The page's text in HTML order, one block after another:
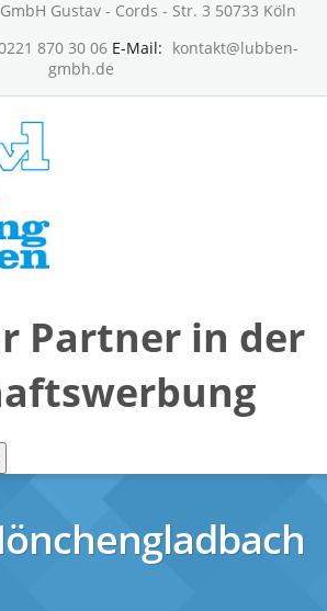
Gustav - Cords - Str. 3 50733 Köln
870 30 06E-Mail: kontakt@lubben-
gmbh.de
Partner in der